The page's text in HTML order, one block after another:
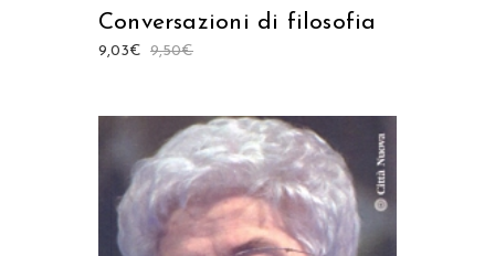
Conversazioni di filosofia
9,50€
9,03€